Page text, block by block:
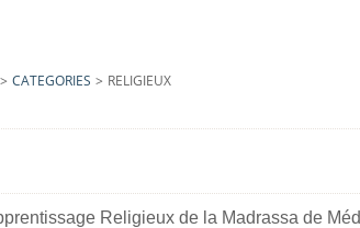
> CATEGORIES > RELIGIEUX
Religieux de la Madrassa de Méd